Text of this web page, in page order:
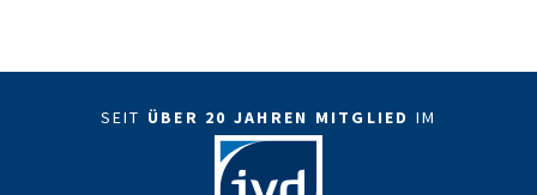
SEIT ÜBER 20 JAHREN MITGLIED IM